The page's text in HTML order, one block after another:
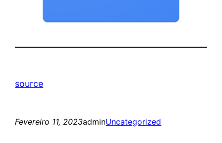
source
Fevereiro 11, 2023adminUncategorized